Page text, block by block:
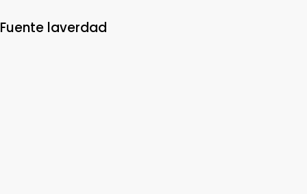
Fuente laverdad